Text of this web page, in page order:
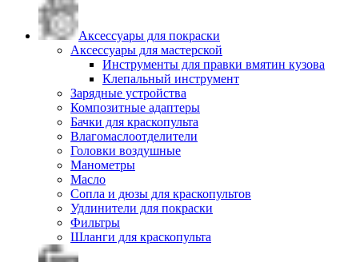
Аксессуары для покраски
Аксессуары для мастерской
Инструменты для правки вмятин кузова
Клепальный инструмент
Зарядные устройства
Композитные адаптеры
Бачки для краскопульта
Влагомаслоотделители
Головки воздушные
Манометры
Масло
Сопла и дюзы для краскопультов
Удлинители для покраски
Фильтры
Шланги для краскопульта